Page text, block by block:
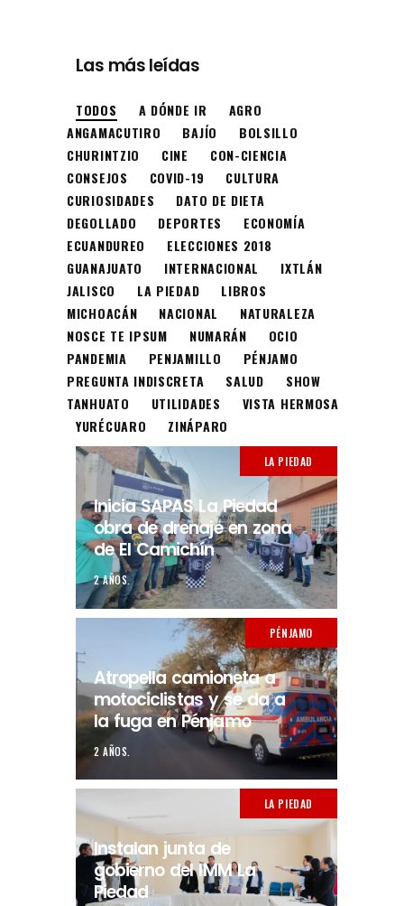
Las más leídas
TODOS A DÓNDE IR
AGRO
ANGAMACUTIRO
BAJÍO
BOLSILLO
CHURINTZIO
CINE
CON-CIENCIA
CONSEJOS
COVID-19
CULTURA
CURIOSIDADES
DATO DE DIETA
DEGOLLADO
DEPORTES
ECONOMÍA
ECUANDUREO
ELECCIONES 2018
GUANAJUATO
INTERNACIONAL
IXTLÁN
JALISCO
LA PIEDAD
LIBROS
MICHOACÁN
NACIONAL
NATURALEZA
NOSCE TE IPSUM
NUMARÁN
OCIO
PANDEMIA
PENJAMILLO
PÉNJAMO
PREGUNTA INDISCRETA
SALUD
SHOW
TANHUATO
UTILIDADES
VISTA HERMOSA
YURÉCUARO
ZINÁPARO
LA PIEDAD
Inicia SAPAS La Piedad
obra de drenaje en zona
de El Camichín
2 AÑOS.
PÉNJAMO
Atropella camioneta a
motociclistas y se da a
la fuga en Pénjamo
2 AÑOS.
LA PIEDAD
Instalan junta de
gobierno del IMM La
Piedad